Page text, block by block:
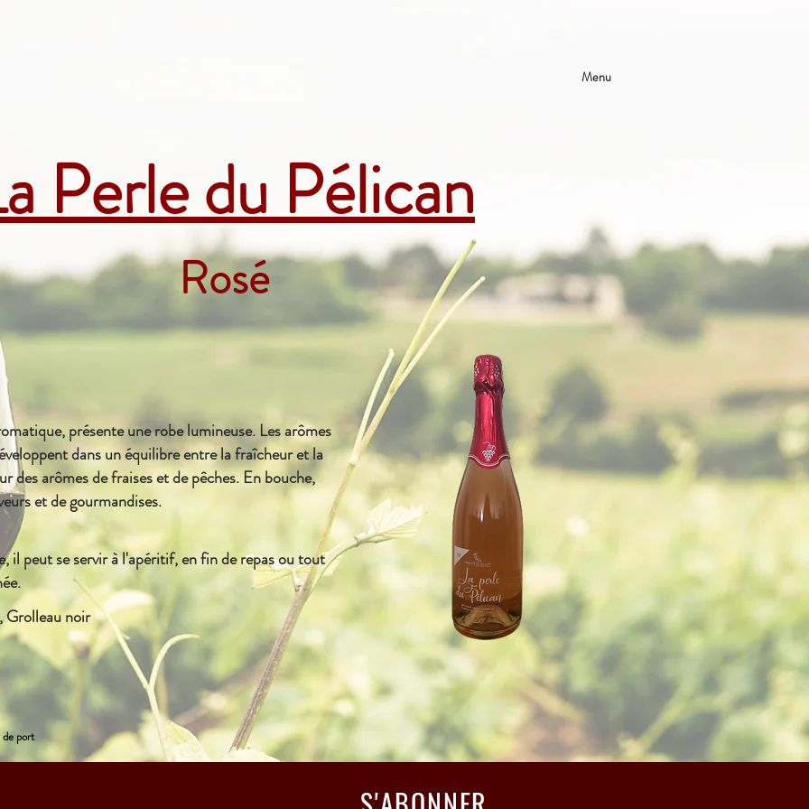
Menu
Perle du Pélican
Rosé
présente une robe lumineuse. Les arômes
dans un équilibre entre la fraîcheur et la
des arômes de fraises et de pêches. En bouche,
et de gourmandises.
il peut se servir à l'apéritif, en fin de repas ou tout
Grolleau noir
port